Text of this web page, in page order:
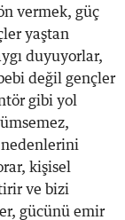
vermek, güç
yaştan
duyuyorlar,
değil gençler
gibi yol
kişisel
ve bizi
gücünü emir